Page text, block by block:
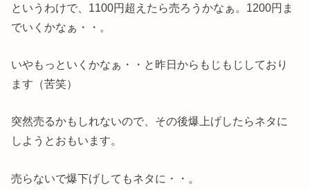
というわけで、1100円超えたら売ろうかなぁ。1200円ま
でいくかなぁ・・。
いやもっといくかなぁ・・と昨日からもじもじしており
ます（苦笑）
突然売るかもしれないので、その後爆上げしたらネタに
しようとおもいます。
売らないで爆下げしてもネタに・・。